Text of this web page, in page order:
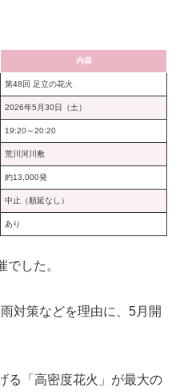
内容
第48回 足立の花火
2026年5月30日（土）
19:20～20:20
荒川河川敷
約13,000発
中止（順延なし）
あり
した。
対策などを理由に、5月開
る「高密度花火」が最大の